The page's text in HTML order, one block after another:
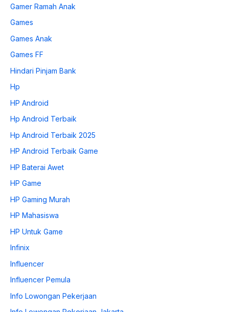
Gamer Ramah Anak
Games
Games Anak
Games FF
Hindari Pinjam Bank
Hp
HP Android
Hp Android Terbaik
Hp Android Terbaik 2025
HP Android Terbaik Game
HP Baterai Awet
HP Game
HP Gaming Murah
HP Mahasiswa
HP Untuk Game
Infinix
Influencer
Influencer Pemula
Info Lowongan Pekerjaan